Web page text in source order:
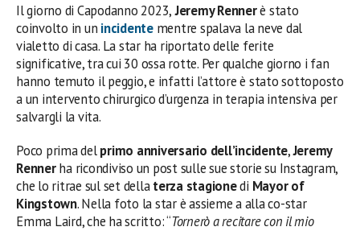
Il giorno di Capodanno 2023,Jeremy Rennerè stato
coinvolto in un incidente mentre spalava la neve dal
vialetto di casa. La star ha riportato delle ferite
significative, tra cui 30 ossa rotte. Per qualche giorno i fan
hanno temuto il peggio, e infatti l’attore è stato sottoposto
a un intervento chirurgico d’urgenza in terapia intensiva per
salvargli la vita.
Poco prima delprimo anniversario dell’incidente,Jeremy
Rennerha ricondiviso un post sulle sue storie su Instagram,
che lo ritrae sul set dellaterza stagionedi Mayor of
Kingstown. Nella foto la star è assieme a alla co-star
Emma Laird, che ha scritto: “Tornerò a recitare con il mio